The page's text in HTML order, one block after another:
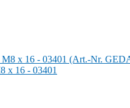
x 16 - 03401